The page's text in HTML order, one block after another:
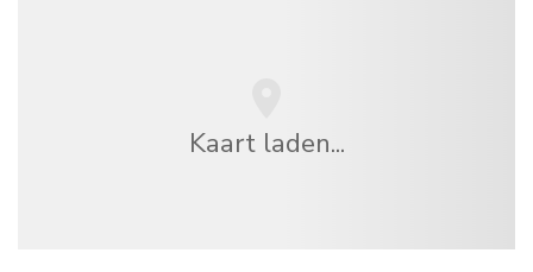
Kaart laden...